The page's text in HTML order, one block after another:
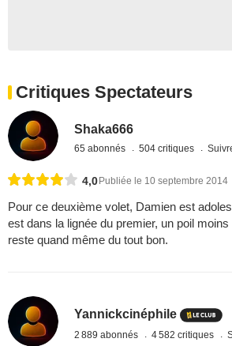
Critiques Spectateurs
Shaka666
65 abonnés 504 critiques
4,0 Publiée le 10 septembre 2014
Pour ce deuxième volet, Damien est
est dans la lignée du premier, un poil
reste quand même du tout bon.
Yannickcinéphile
2 889 abonnés 4 582 critiques